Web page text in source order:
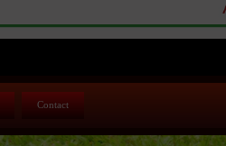
Contact